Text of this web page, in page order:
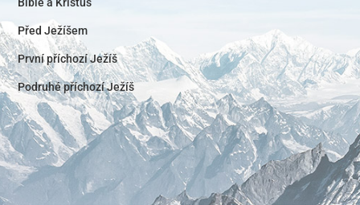
Před Ježíšem
První příchozí Ježíš
Podruhé příchozí Ježíš